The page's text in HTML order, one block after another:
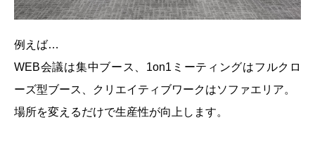
例えば…
WEB会議は集中ブース、1on1ミーティングはフルクロ
ーズ型ブース、クリエイティブワークはソファエリア。
場所を変えるだけで生産性が向上します。